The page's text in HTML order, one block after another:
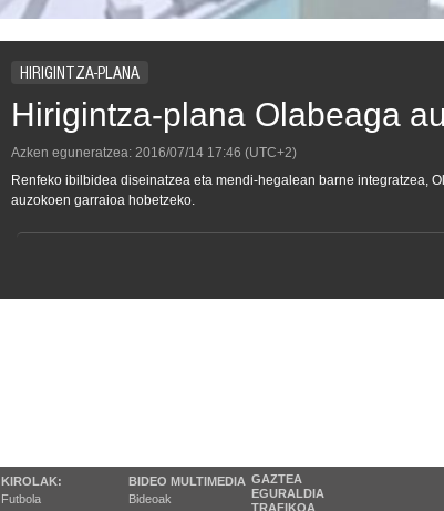
HIRIGINTZA-PLANA
Hirigintza-plana Olabeaga
Azken eguneratzea: 2016/07/14 17:46 (UTC+2)
Renfeko ibilbidea diseinatzea eta mendi-hegalean barne integratzea,
auzokoen garraioa hobetzeko.
KIROLAK:
Futbola
BIDEO MULTIMEDIA
Bideoak
GAZTEA
EGURALDIA
TRAFIKOA